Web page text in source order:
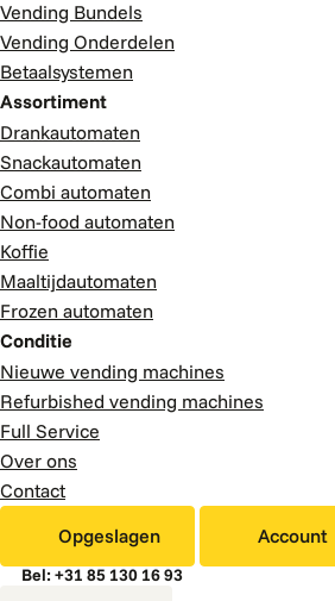
Vending Bundels
Vending Onderdelen
Betaalsystemen
Assortiment
Drankautomaten
Snackautomaten
Combi automaten
Non-food automaten
Koffie
Maaltijdautomaten
Frozen automaten
Conditie
Nieuwe vending machines
Refurbished vending machines
Full Service
Over ons
Contact
Opgeslagen Account
Bel: +31 85 130 16 93